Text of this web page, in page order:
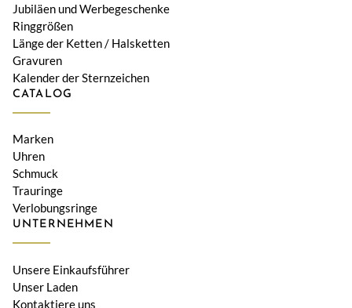
Jubiläen und Werbegeschenke
Ringgrößen
Länge der Ketten / Halsketten
Gravuren
Kalender der Sternzeichen
CATALOG
Marken
Uhren
Schmuck
Trauringe
Verlobungsringe
UNTERNEHMEN
Unsere Einkaufsführer
Unser Laden
Kontaktiere uns